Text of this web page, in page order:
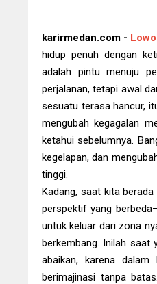
karirmedan.com -
hidup penuh dengan
adalah pintu menuju
perjalanan, tetapi awal
sesuatu terasa hancur,
mengubah kegagalan
ketahui sebelumnya.
kegelapan, dan
tinggi.
Kadang, saat kita
perspektif yang
untuk keluar dari zona
berkembang. Inilah saat
abaikan, karena
berimajinasi tanpa